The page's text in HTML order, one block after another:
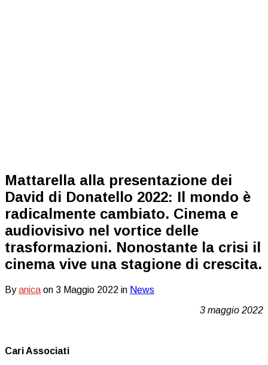
Mattarella alla presentazione dei
David di Donatello 2022: Il mondo è
radicalmente cambiato. Cinema e
audiovisivo nel vortice delle
trasformazioni. Nonostante la crisi il
cinema vive una stagione di crescita.
Byanica on 3 Maggio 2022 in News
3 maggio 2022
Cari Associati